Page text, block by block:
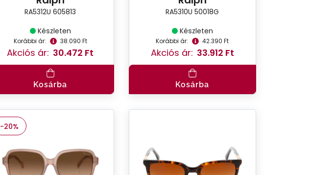
RA5312U 605813
Készleten
Korábbi ár: 38.090 Ft
Akciós ár: 30.472 Ft
Kosárba
RA5310U 50018G
Készleten
Korábbi ár: 42.390 Ft
Akciós ár: 33.912 Ft
Kosárba
-20%